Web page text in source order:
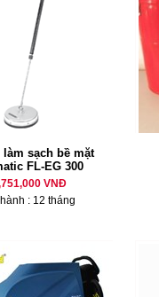
sạch bề mặt
FL-EG 300
VNĐ
: 12 tháng